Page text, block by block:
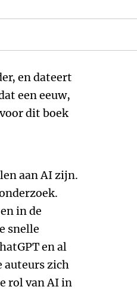
en dateert
een eeuw,
dit boek
aan AI zijn.
in de
snelle
en al
auteurs zich
rol van AI in